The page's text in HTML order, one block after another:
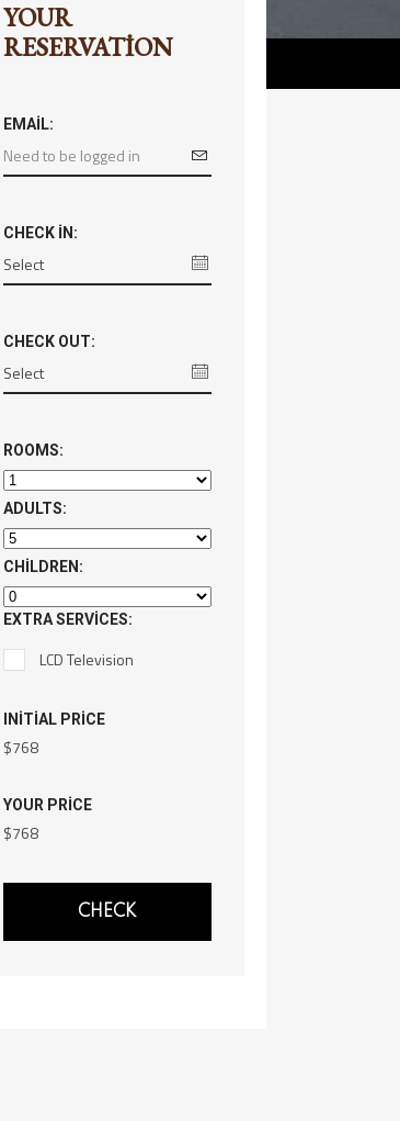
YOUR
RESERVATION
EMAIL:
CHECK IN:
CHECK OUT:
ROOMS:
ADULTS:
CHILDREN:
EXTRA SERVICES:
LCD Television
INITIAL PRICE
$768
YOUR PRICE
$768
CHECK